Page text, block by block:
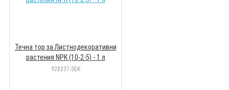
Течна тор за Листнодекоративни
растения NPK (10-2-5) - 1 л
928237-SEK